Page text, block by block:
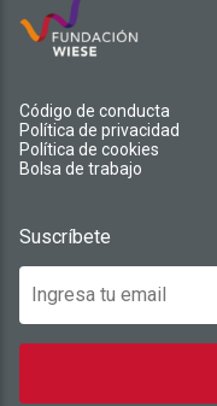
Código de conducta
Política de privacidad
Política de cookies
Bolsa de trabajo
Suscríbete